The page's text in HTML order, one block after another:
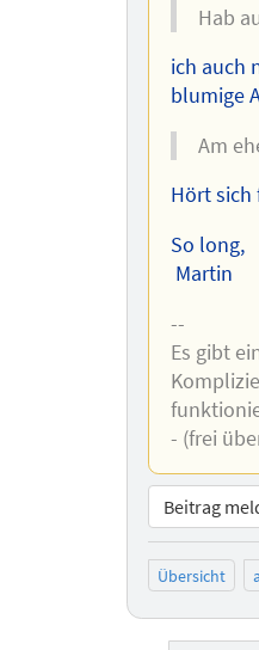
Hab
ich auch
blumige
Am
Hört sich
So long,
Martin
--
Es gibt
- (frei
Beitrag
Übersicht